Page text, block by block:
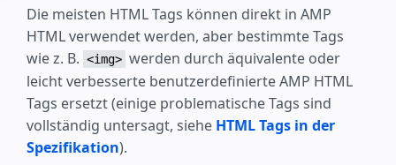
Die meisten HTML Tags können direkt in AMP
HTML verwendet werden, aber bestimmte Tags
wie z. B. <img> werden durch äquivalente oder
leicht verbesserte benutzerdefinierte AMP HTML
Tags ersetzt (einige problematische Tags sind
vollständig untersagt, siehe HTML Tags in der
Spezifikation).